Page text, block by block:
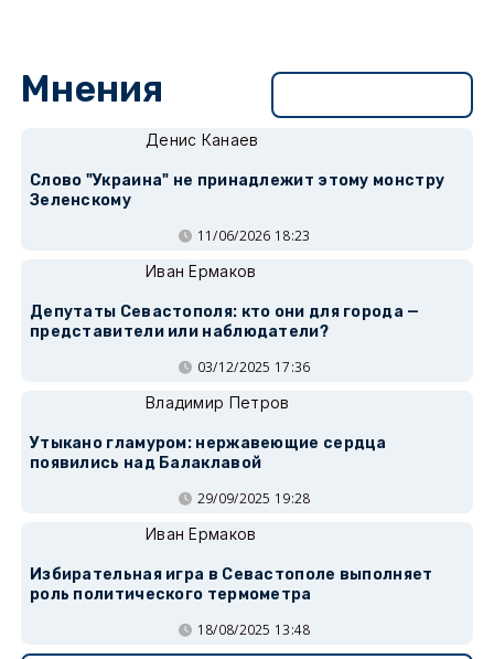
Мнения
Денис Канаев
Слово "Украина" не принадлежит этому монстру
Зеленскому
11/06/2026 18:23
Иван Ермаков
Депутаты Севастополя: кто они для города —
представители или наблюдатели?
03/12/2025 17:36
Владимир Петров
Утыкано гламуром: нержавеющие сердца
появились над Балаклавой
29/09/2025 19:28
Иван Ермаков
Избирательная игра в Севастополе выполняет
роль политического термометра
18/08/2025 13:48